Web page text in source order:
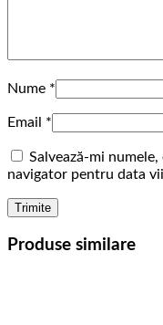
Nume *
Email *
Salvează-mi
navigator pentru data
Produse similare